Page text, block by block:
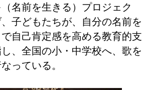
名前を生きる）プロジェク
、子どもたちが、自分の名前を
自己肯定感を高める教育的支
、全国の小・中学校へ、歌を
っている。